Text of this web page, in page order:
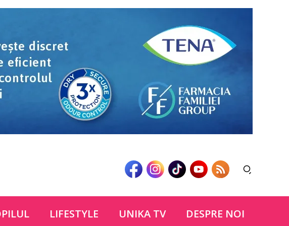
LIFESTYLE UNIKA TV DESPRE NOI